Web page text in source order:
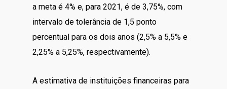
a meta é 4% e, para 2021, é de 3,75%, com
intervalo de tolerância de 1,5 ponto
percentual para os dois anos (2,5% a 5,5% e
2,25% a 5,25%, respectivamente).
A estimativa de instituições financeiras para